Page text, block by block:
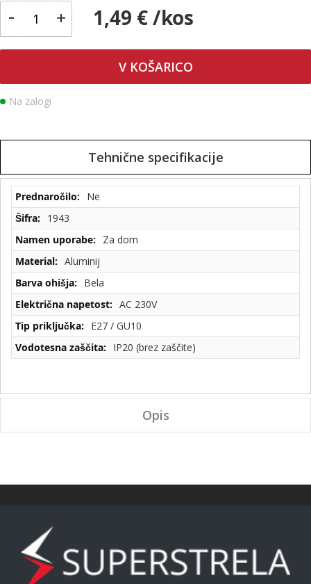
- + 1,49 € /kos
V KOŠARICO
Na zalogi
Tehnične specifikacije
Tehnične
specifikacije
Ne
1943
Za dom
Aluminij
Bela
AC 230V
E27 / GU10
IP20 (brez zaščite)
Opis